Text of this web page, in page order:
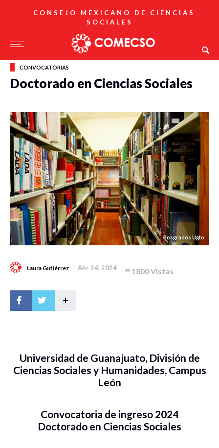
CONSEJO MEXICANO DE CIENCIAS
SOCIALES
CONVOCATORIAS
Doctorado en Ciencias Sociales
Posgrados Ugto
Laura Gutiérrez Abr 24, 2024 1800 Vistas
+
Universidad de Guanajuato, División de
Ciencias Sociales y Humanidades, Campus
León
Convocatoria de ingreso 2024
Doctorado en Ciencias Sociales